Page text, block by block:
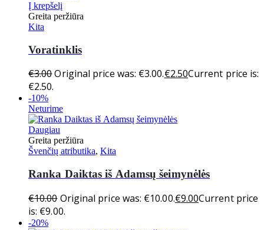
Į krepšelį
Greita peržiūra
Kita
Voratinklis
€3.00Original price was: €3.00.€2.50Current price is:
€2.50.
-10%
Neturime
Daugiau
Greita peržiūra
Švenčių atributika, Kita
Ranka Daiktas iš Adamsų šeimynėlės
€10.00 Original price was: €10.00.€9.00Current price
is: €9.00.
-20%